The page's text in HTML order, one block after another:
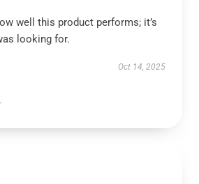
well this product performs; it’s
looking for.
Oct 14, 2025